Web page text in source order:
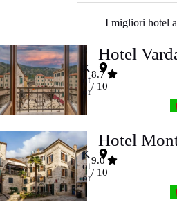
I migliori hotel
Hotel
K
ot
or
8.7
/ 10
Hotel
K
ot
or
9.0
/ 10